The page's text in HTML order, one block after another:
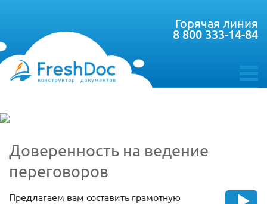
toggle
Горячая линия
8 800 333-14-84
Доверенность на ведение
переговоров
Предлагаем вам составить грамотную